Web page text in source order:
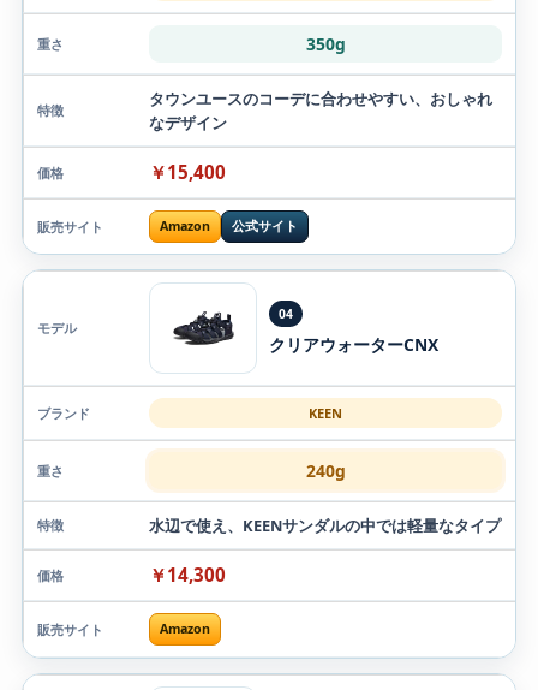
350g
タウンユースのコーデに合わせやすい、おしゃれ
なデザイン
￥15,400
Amazon 公式サイト
04
クリアウォーターCNX
KEEN
240g
水辺で使え、KEENサンダルの中では軽量なタイプ
￥14,300
Amazon